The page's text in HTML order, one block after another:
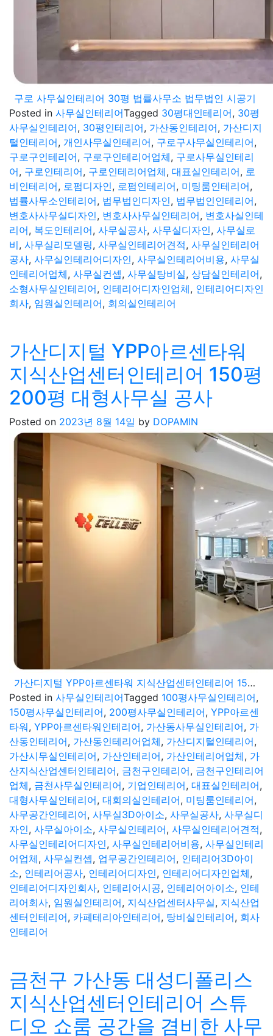
구로 사무실인테리어 30평 법률사무소 법무법인 시공기
Posted in 사무실인테리어Tagged 30평대인테리어, 30평
사무실인테리어, 30평인테리어, 가산동인테리어, 가산디지
털인테리어, 개인사무실인테리어, 구로구사무실인테리어,
구로구인테리어, 구로구인테리어업체, 구로사무실인테리
어, 구로인테리어, 구로인테리어업체, 대표실인테리어, 로
비인테리어, 로펌디자인, 로펌인테리어, 미팅룸인테리어,
법률사무소인테리어, 법무법인디자인, 법무법인인테리어,
변호사사무실디자인, 변호사사무실인테리어, 변호사실인테
리어, 복도인테리어, 사무실공사, 사무실디자인, 사무실로
비, 사무실리모델링, 사무실인테리어견적, 사무실인테리어
공사, 사무실인테리어디자인, 사무실인테리어비용, 사무실
인테리어업체, 사무실컨셉, 사무실탕비실, 상담실인테리어,
소형사무실인테리어, 인테리어디자인업체, 인테리어디자인
회사, 임원실인테리어, 회의실인테리어
가산디지털 YPP아르센타워
지식산업센터인테리어 150평
200평 대형사무실 공사
Posted on 2023년 8월 14일 by DOPAMIN
가산디지털 YPP아르센타워 지식산업센터인테리어 150평 200평 대형사무실 공사
Posted in 사무실인테리어Tagged 100평사무실인테리어,
150평사무실인테리어, 200평사무실인테리어, YPP아르센
타워, YPP아르센타워인테리어, 가산동사무실인테리어, 가
산동인테리어, 가산동인테리어업체, 가산디지털인테리어,
가산시무실인테리어, 가산인테리어, 가산인테리어업체, 가
산지식산업센터인테리어, 금천구인테리어, 금천구인테리어
업체, 금천사무실인테리어, 기업인테리어, 대표실인테리어,
대형사무실인테리어, 대회의실인테리어, 미팅룸인테리어,
사무공간인테리어, 사무실3D아이소, 사무실공사, 사무실디
자인, 사무실아이소, 사무실인테리어, 사무실인테리어견적,
사무실인테리어디자인, 사무실인테리어비용, 사무실인테리
어업체, 사무실컨셉, 업무공간인테리어, 인테리어3D아이
소, 인테리어공사, 인테리어디자인, 인테리어디자인업체,
인테리어디자인회사, 인테리어시공, 인테리어아이소, 인테
리어회사, 임원실인테리어, 지식산업센터사무실, 지식산업
센터인테리어, 카페테리아인테리어, 탕비실인테리어, 회사
인테리어
금천구 가산동 대성디폴리스
지식산업센터인테리어 스튜
디오 쇼룸 공간을 겸비한 사무